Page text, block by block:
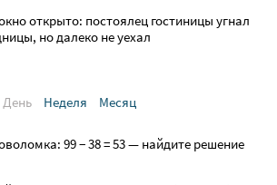
открыто: постоялец гостиницы угнал
но далеко не уехал
День
Неделя Месяц
99 − 38 = 53 — найдите решение